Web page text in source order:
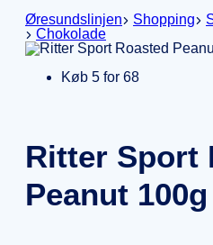
Øresundslinjen
Shopping
Chokolade
Køb 5 for 68
Ritter Sport
Peanut 100g